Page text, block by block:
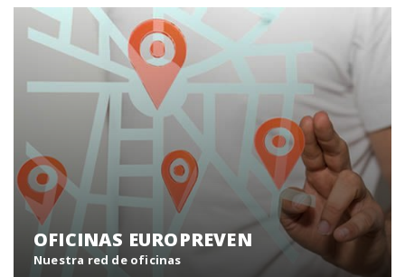
OFICINAS EUROPREVEN
Nuestra red de oficinas